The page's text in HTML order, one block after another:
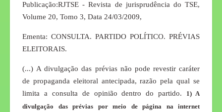
Publicação:RJTSE - Revista de jurisprudência do TSE,
Volume 20, Tomo 3, Data 24/03/2009,
Ementa: CONSULTA. PARTIDO POLÍTICO. PRÉVIAS
ELEITORAIS.
(...)A divulgação das prévias não pode revestir caráter
de propaganda eleitoral antecipada, razão pela qual se
limita a consulta de opinião dentro do partido. 1) A
divulgação das prévias por meio de página na internet